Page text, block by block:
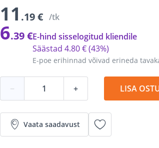
11 .19 € /tk
6.39 €
E-poe erihinnad võivad erineda
Säästad 4.80 €(43%)
E-hind sisselogitud kliendile
− + LISA
Vaata saadavust